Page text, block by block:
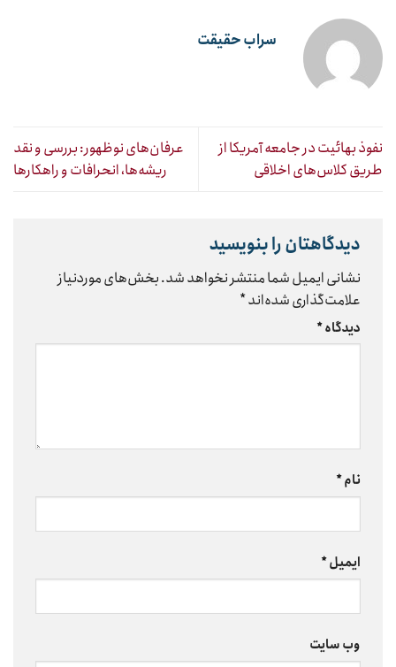
سراب حقیقت
نفوذ بهائیت در جامعه آمریکا از
طریق کلاس‌های اخلاقی
عرفان‌های نوظهور: بررسی و نقد
ریشه‌ها، انحرافات و راهکارها
دیدگاهتان را بنویسید
نشانی ایمیل شما منتشر نخواهد شد.بخش‌های موردنیاز
علامت‌گذاری شده‌اند*
دیدگاه*
نام*
ایمیل*
وب‌ سایت